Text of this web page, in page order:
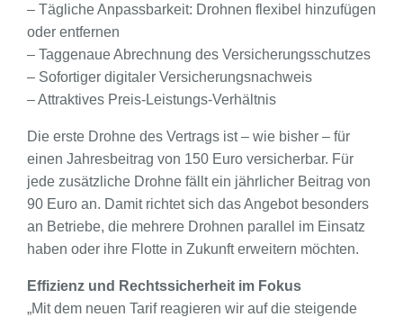
– Tägliche Anpassbarkeit: Drohnen flexibel hinzufügen
oder entfernen
– Taggenaue Abrechnung des Versicherungsschutzes
– Sofortiger digitaler Versicherungsnachweis
– Attraktives Preis-Leistungs-Verhältnis
Die erste Drohne des Vertrags ist – wie bisher – für
einen Jahresbeitrag von 150 Euro versicherbar. Für
jede zusätzliche Drohne fällt ein jährlicher Beitrag von
90 Euro an. Damit richtet sich das Angebot besonders
an Betriebe, die mehrere Drohnen parallel im Einsatz
haben oder ihre Flotte in Zukunft erweitern möchten.
Effizienz und Rechtssicherheit im Fokus
„Mit dem neuen Tarif reagieren wir auf die steigende